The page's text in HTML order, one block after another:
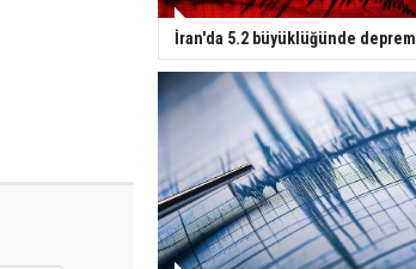
İran'da 5.2 büyüklüğünde deprem